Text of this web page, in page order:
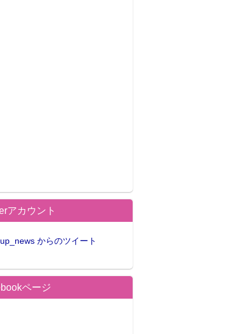
アカウント
からのツイート
ページ